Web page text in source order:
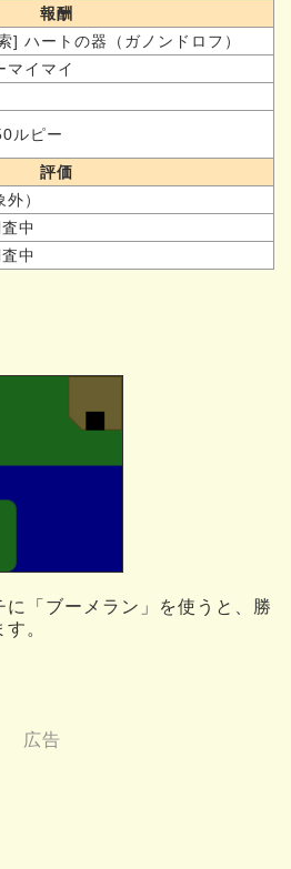
報酬
] ハートの器（ガノンドロフ）
マイマイ
ルピー
評価
外）
中
中
に「ブーメラン」を使うと、勝
。